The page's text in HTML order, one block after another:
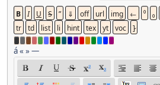
á« »—